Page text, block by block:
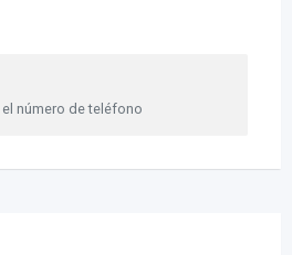
número de teléfono